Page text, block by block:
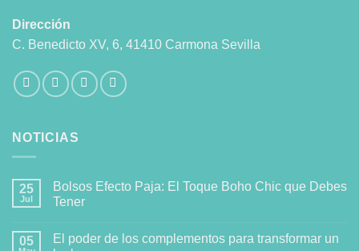
Dirección
C. Benedicto XV, 6, 41410 Carmona Sevilla
NOTICIAS
25
Jul
Bolsos Efecto Paja: El Toque Boho Chic que Debes
Tener
05
El poder de los complementos para transformar un